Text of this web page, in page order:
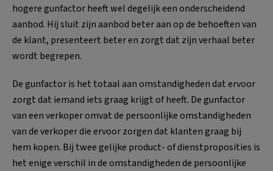
hogere gunfactor heeft wel degelijk een onderscheidend
aanbod. Hij sluit zijn aanbod beter aan op de behoeften van
de klant, presenteert beter en zorgt dat zijn verhaal beter
wordt begrepen.
De gunfactor is het totaal aan omstandigheden dat ervoor
zorgt dat iemand iets graag krijgt of heeft. De gunfactor
van een verkoper omvat de persoonlijke omstandigheden
van de verkoper die ervoor zorgen dat klanten graag bij
hem kopen. Bij twee gelijke product- of dienstproposities is
het enige verschil in de omstandigheden de persoonlijke